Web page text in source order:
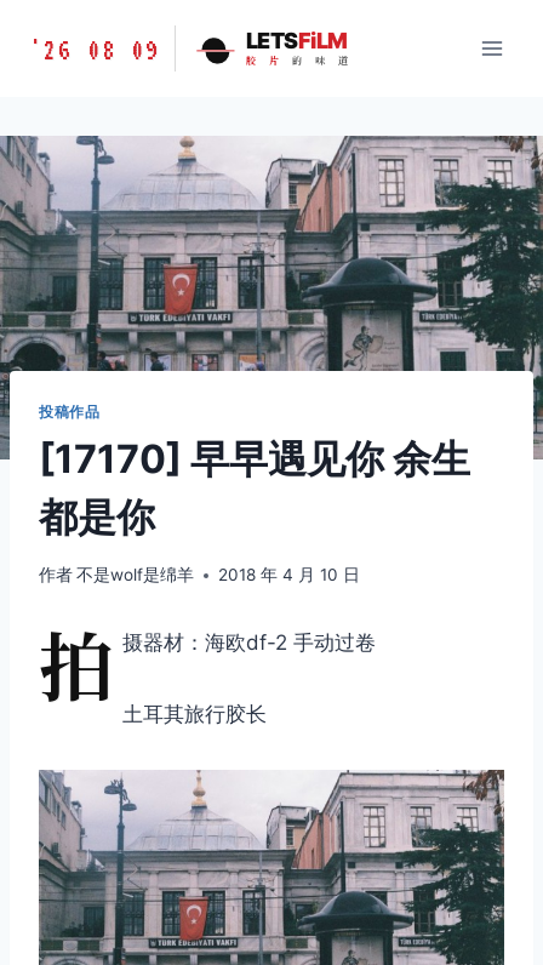
胶
味
道
LETSFILM
'26 08 09 LETSFiLM
胶 片 的 味 道
投稿作品
[17170] 早早遇见你 余生
都是你
作者不是wolf是绵羊 2018 年 4 月 10 日
拍 摄器材：海欧df-2 手动过卷
土耳其旅行胶长